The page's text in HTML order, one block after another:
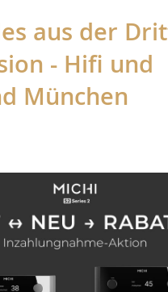
aus der
- Hifi und
München